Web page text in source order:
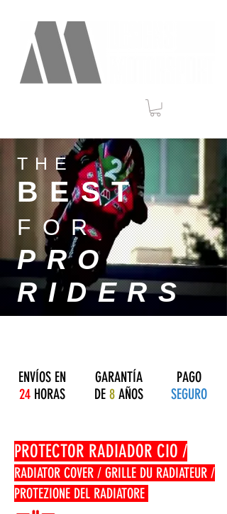
THE
BEST
FOR
PRO
RIDERS
ENVÍOS EN
24 HORAS
GARANTÍA
DE 8 AÑOS
PAGO
SEGURO
PROTECTOR RADIADOR CIO /
RADIATOR COVER / GRILLE DU RADIATEUR /
PROTEZIONE DEL RADIATORE